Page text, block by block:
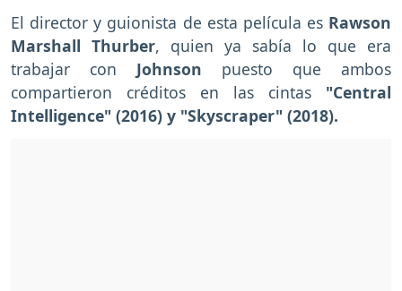
El director y guionista de esta película esRawson
Marshall Thurber, quien ya sabía lo que era
trabajar con Johnson puesto que ambos
compartieron créditos en las cintas "Central
Intelligence" (2016) y "Skyscraper" (2018).